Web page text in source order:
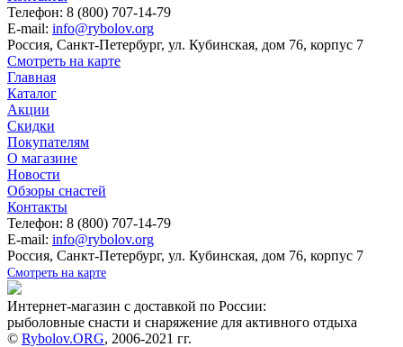
Телефон: 8 (800) 707-14-79
E-mail: info@rybolov.org
Россия, Санкт-Петербург, ул. Кубинская, дом 76, корпус 7
Смотреть на карте
Главная
Каталог
Акции
Скидки
Покупателям
О магазине
Новости
Обзоры снастей
Контакты
Телефон: 8 (800) 707-14-79
E-mail: info@rybolov.org
Россия, Санкт-Петербург, ул. Кубинская, дом 76, корпус 7
Смотреть на карте
Интернет-магазин с доставкой по России:
рыболовные снасти и снаряжение для активного отдыха
© Rybolov.ORG, 2006-2021 гг.